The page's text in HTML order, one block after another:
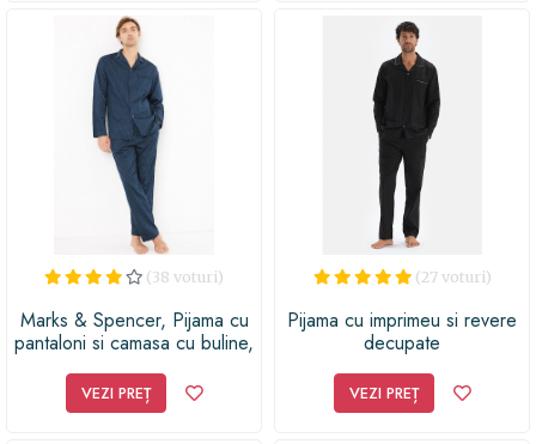
(38 voturi)
Marks & Spencer, Pijama cu
pantaloni si camasa cu buline,
VEZI PREȚ
(27 voturi)
Pijama cu imprimeu si revere
decupate
VEZI PREȚ